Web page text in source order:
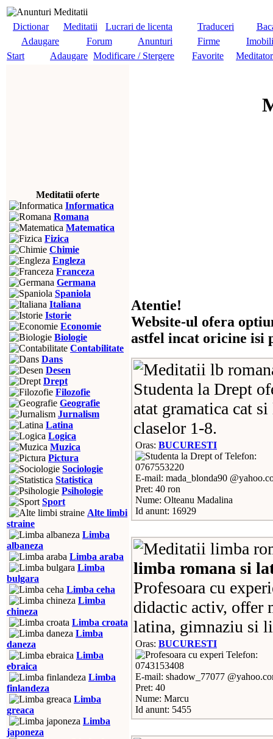
Dictionar Meditatii Lucrari de licenta Traduceri
Adaugare
Forum Anunturi Firme
Start
Adaugare Modificare / Stergere Favorite
Meditatii oferte
Informatica
Romana
Matematica
Fizica
Chimie
Engleza
Franceza
Germana
Spaniola
Italiana
Istorie
Economie
Biologie
Contabilitate
Dans
Desen
Drept
Filozofie
Geografie
Jurnalism
Latina
Logica
Muzica
Pictura
Sociologie
Statistica
Psihologie
Sport
Alte limbi
straine
Limba
albaneza
Limba araba
Limba
bulgara
Limba ceha
Limba
chineza
Limba croata
Limba
daneza
Limba
ebraica
Limba
finlandeza
Limba
greaca
Limba
japoneza
Atentie!
Website-ul ofera
astfel incat oricine isi
Studenta la Drept
atat gramatica cat
claselor 1-8.
Oras: BUCURESTI
Telefon:
0767553220
E-mail: mada_blonda90
Pret: 40 ron
Nume: Olteanu Madalina
Id anunt: 16929
limba romana si
Profesoara cu
didactic activ, offer
latina, gimnaziu si
Oras: BUCURESTI
Telefon:
0743153408
E-mail: shadow_77077
Pret: 40
Nume: Marcu
Id anunt: 5455